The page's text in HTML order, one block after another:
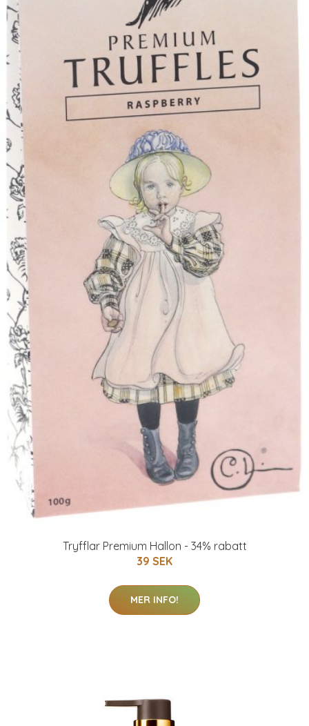
Tryfflar Premium Hallon - 34% rabatt
39 SEK
MER INFO!